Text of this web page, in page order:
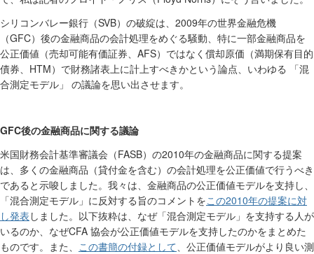
シリコンバレー銀行（SVB）の破綻は、 2009年の世界金融危機
（GFC）後の金融商品の会計処理をめぐる騒動、特に一部金融商品を
公正価値（売却可能有価証券、 AFS）ではなく償却原価（満期保有目的
債券、 HTM ）で財務諸表上に計上すべきかという論点、いわゆる
「混
合測定モデル」
の議論を思い出させます。
GFC後の金融商品に関する議論
米国財務会計基準審議会（ FASB）の2010年の金融商品に関する提案
は、多くの金融商品（貸付金を含む）の会計処理を公正価値で行うべき
であると示唆しました。我々は、金融商品の公正価値モデルを支持し、
「混合測定モデル」に反対する旨のコメントを この2010年の提案に対
し発表 しました。以下抜粋は、なぜ「混合測定モデル」を支持する人が
いるのか、なぜCFA 協会が公正価値モデルを支持したのかをまとめた
ものです。また、
この書簡の付録として 、公正価値モデルがより良い測